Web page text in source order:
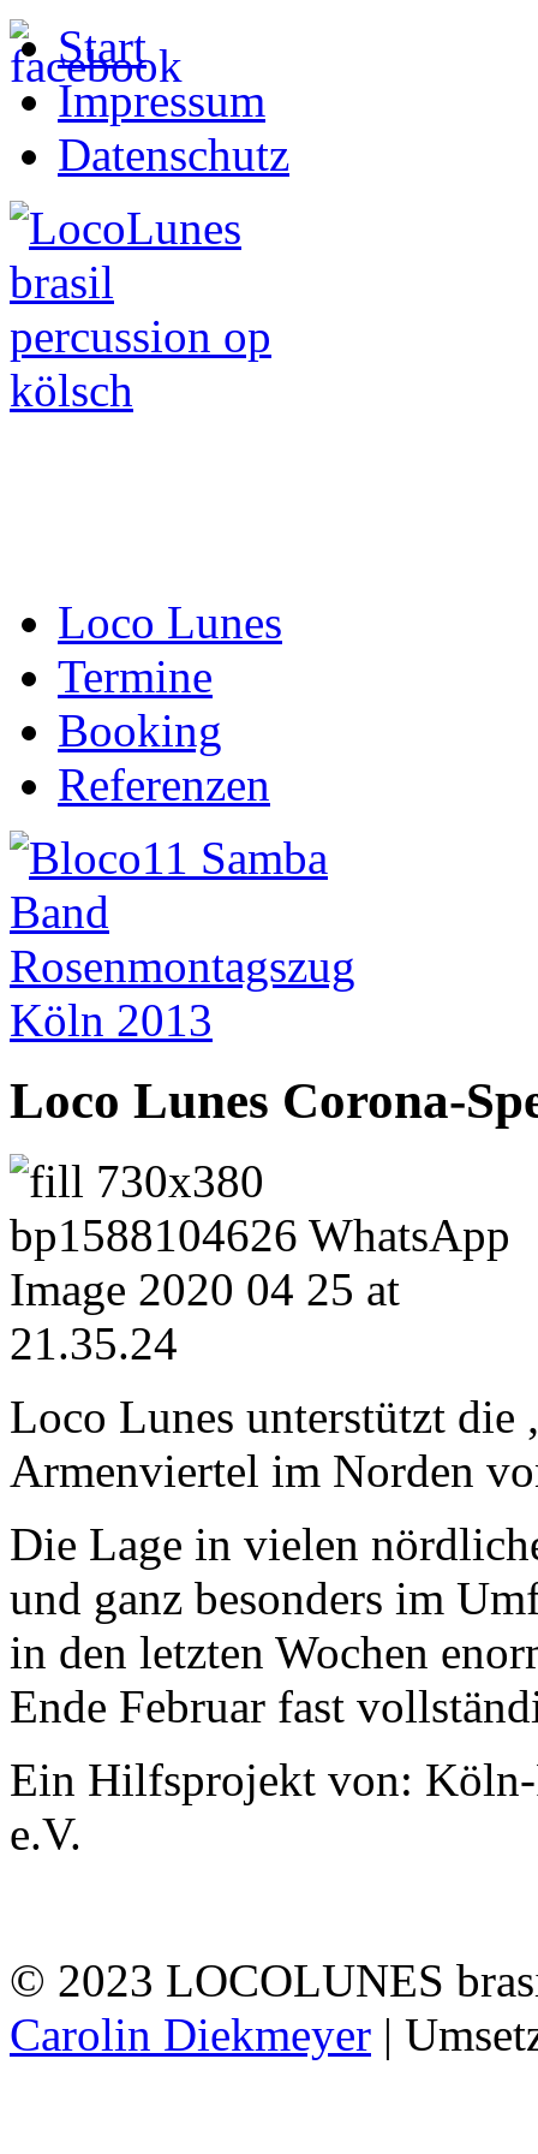
Start
Impressum
Datenschutz
Loco Lunes
Termine
Booking
Referenzen
Loco Lunes Corona-
Loco Lunes unterstützt
Armenviertel im Norden
Die Lage in vielen
und ganz besonders im
in den letzten Wochen
Ende Februar fast
Ein Hilfsprojekt von: Köln-
e.V.
© 2023 LOCOLUNES
Carolin Diekmeyer |